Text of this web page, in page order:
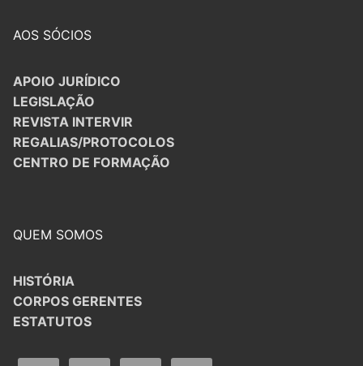
AOS SÓCIOS
APOIO JURÍDICO
LEGISLAÇÃO
REVISTA INTERVIR
REGALIAS/PROTOCOLOS
CENTRO DE FORMAÇÃO
QUEM SOMOS
HISTÓRIA
CORPOS GERENTES
ESTATUTOS